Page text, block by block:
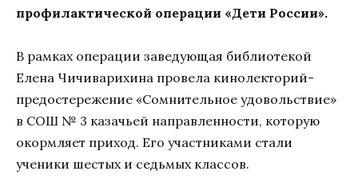
профилактической операции «Дети России».
В рамках операции заведующая библиотекой
Елена Чичиварихина провела кинолекторий-
предостережение «Сомнительное удовольствие»
в СОШ № 3 казачьей направленности, которую
окормляет приход. Его участниками стали
ученики шестых и седьмых классов.